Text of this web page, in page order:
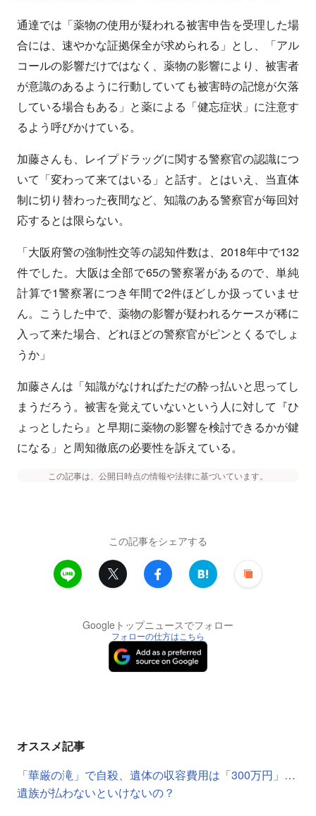
通達では「薬物の使用が疑われる被害申告を受理した場
合には、速やかな証拠保全が求められる」とし、「アル
コールの影響だけではなく、薬物の影響により、被害者
が意識のあるように行動していても被害時の記憶が欠落
している場合もある」と薬による「健忘症状」に注意す
るよう呼びかけている。
加藤さんも、レイプドラッグに関する警察官の認識につ
いて「変わって来てはいる」と話す。とはいえ、当直体
制に切り替わった夜間など、知識のある警察官が毎回対
応するとは限らない。
「大阪府警の強制性交等の認知件数は、2018年中で132
件でした。大阪は全部で65の警察署があるので、単純
計算で1警察署につき年間で2件ほどしか扱っていませ
ん。こうした中で、薬物の影響が疑われるケースが稀に
入って来た場合、どれほどの警察官がピンとくるでしょ
うか」
加藤さんは「知識がなければただの酔っ払いと思ってし
まうだろう。被害を覚えていないという人に対して『ひ
ょっとしたら』と早期に薬物の影響を検討できるかが鍵
になる」と周知徹底の必要性を訴えている。
この記事は、公開日時点の情報や法律に基づいています。
この記事をシェアする
Googleトップニュースでフォロー
フォローの仕方はこちら
オススメ記事
「華厳の滝」で自殺、遺体の収容費用は「300万円」…
遺族が払わないといけないの？